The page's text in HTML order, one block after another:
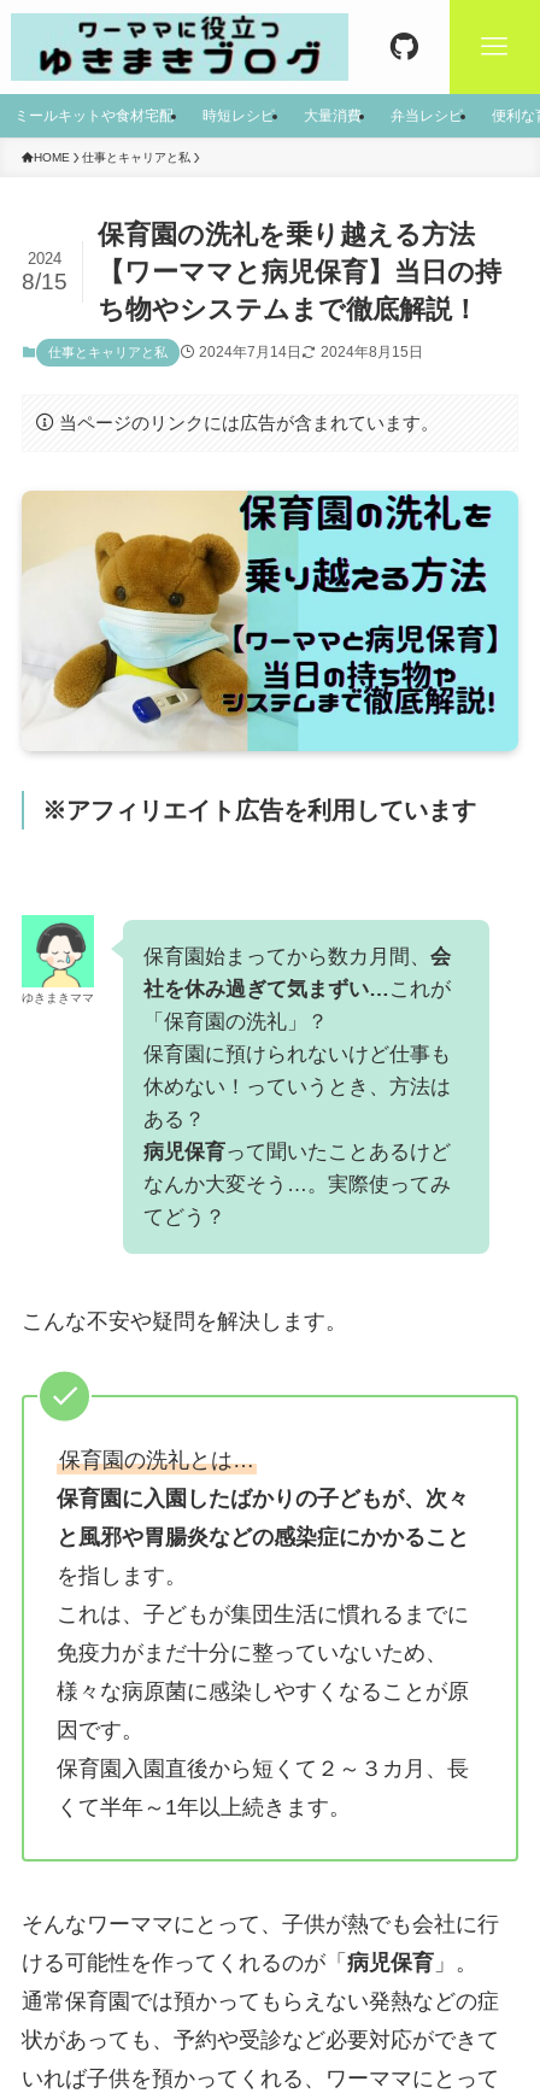
ミールキットや食材宅配 時短レシピ 大量消費 弁当レシピ 便利な
HOME 仕事とキャリアと私
保育園の洗礼を乗り越える方法
【ワーママと病児保育】当日の持
ち物やシステムまで徹底解説！
2024
8/15
仕事とキャリアと私 2024年7月14日 2024年8月15日
当ページのリンクには広告が含まれています。
※アフィリエイト広告を利用しています
ゆきまきママ
保育園始まってから数カ月間、 会
社を休み過ぎて気まずい… これが
「保育園の洗礼」？
保育園に預けられないけど仕事も
休めない！っていうとき、方法は
ある？
病児保育って聞いたことあるけど
なんか大変そう…。実際使ってみ
てどう？
こんな不安や疑問を解決します。
保育園の洗礼とは…
保育園に入園したばかりの子どもが、次々
と風邪や胃腸炎などの感染症にかかること
を指します。
これは、子どもが集団生活に慣れるまでに
免疫力がまだ十分に整っていないため、
様々な病原菌に感染しやすくなることが原
因です。
保育園入園直後から短くて２～３カ月、長
くて半年～1年以上続きます。
そんなワーママにとって、子供が熱でも会社に行
ける可能性を作ってくれるのが「 病児保育」。
通常保育園では預かってもらえない発熱などの症
状があっても、予約や受診など必要対応ができて
いれば子供を預かってくれる、ワーママにとって